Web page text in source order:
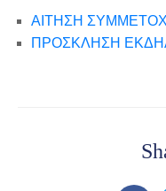
ΑΙΤΗΣΗ
ΠΡΟΣΚΛΗΣΗ